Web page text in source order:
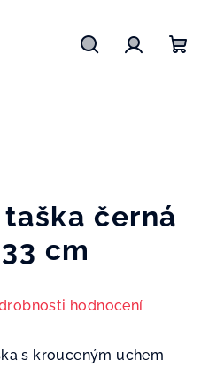
černá
cm
hodnocení
s krouceným uchem